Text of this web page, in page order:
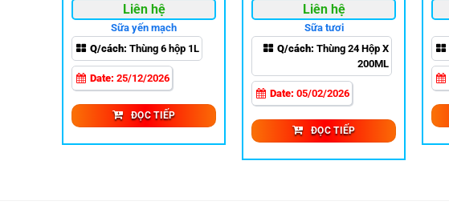
Liên hệ
Sữa yến mạch
Q/cách: Thùng 6 hộp 1L
Date: 25/12/2026
ĐỌC TIẾP
Liên hệ
Sữa tươi
Q/cách:Thùng 24 Hộp X
200ML
Date: 05/02/2026
ĐỌC TIẾP